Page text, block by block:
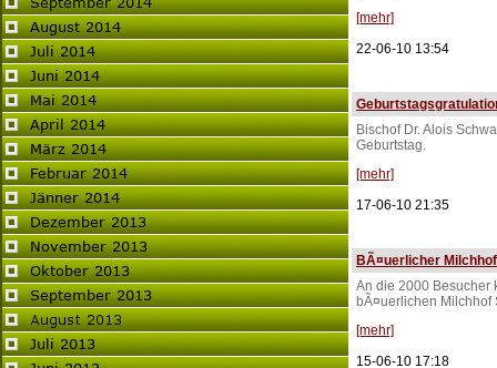
[mehr]
22-06-10 13:54
Bischof Dr. Alois
Geburtstag.
[mehr]
17-06-10 21:35
BÃ¤uerlicher
An die 2000 Besucher
bÃ¤uerlichen Milchhof
[mehr]
15-06-10 17:18